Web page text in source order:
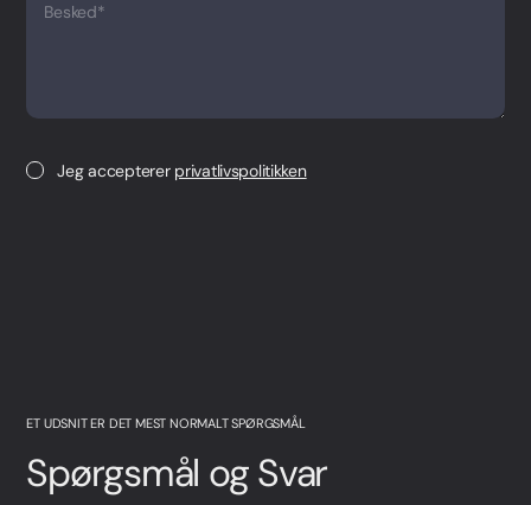
Besked*
Jeg accepterer privatlivspolitikken
ET UDSNIT ER DET MEST NORMALT SPØRGSMÅL
Spørgsmål og Svar